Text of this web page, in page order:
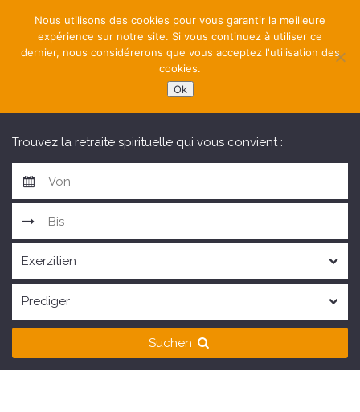
Trouvez la retraite spirituelle qui vous convient :
Suchen
Nous utilisons des cookies pour vous garantir la meilleure
expérience sur notre site. Si vous continuez à utiliser ce
dernier, nous considérerons que vous acceptez l'utilisation des
cookies.
Ok